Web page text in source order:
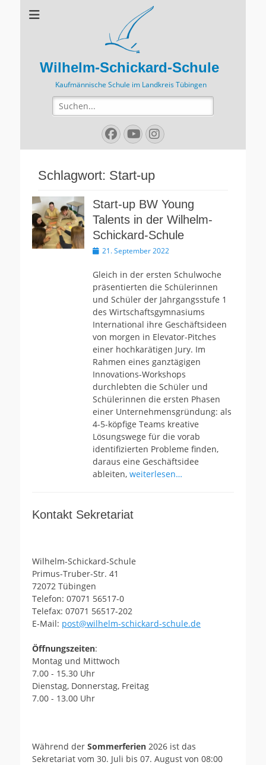
Wilhelm-Schickard-Schule
Kaufmännische Schule im Landkreis Tübingen
Suchen
nach:
Facebook
YouTube
Instagram
Schlagwort: Start-up
Start-up BW Young
Talents in der Wilhelm-
Schickard-Schule
Veröffentlicht
21. September 2022
Gleich in der ersten Schulwoche
präsentierten die Schülerinnen
und Schüler der Jahrgangsstufe 1
des Wirtschaftsgymnasiums
International ihre Geschäftsideen
von morgen in Elevator-Pitches
einer hochkarätigen Jury. Im
Rahmen eines ganztägigen
Innovations-Workshops
durchlebten die Schüler und
Schülerinnen die ersten Phasen
einer Unternehmensgründung: als
4-5-köpfige Teams kreative
Lösungswege für die vorab
identifizierten Probleme finden,
daraus eine Geschäftsidee
ableiten, weiterlesen…
Kontakt Sekretariat
Wilhelm-Schickard-Schule
Primus-Truber-Str. 41
72072 Tübingen
Telefon: 07071 56517-0
Telefax: 07071 56517-202
E-Mail: post@wilhelm-schickard-schule.de
Öffnungszeiten:
Montag und Mittwoch
7.00 - 15.30 Uhr
Dienstag, Donnerstag, Freitag
7.00 - 13.00 Uhr
Während der Sommerferien 2026 ist das
Sekretariat vom 30. Juli bis 07. August von 08:00